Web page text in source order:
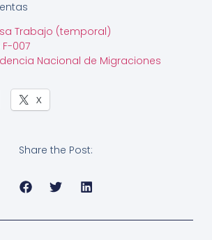
Trabajo (temporal)
007
Nacional de Migraciones
X
Share the Post: